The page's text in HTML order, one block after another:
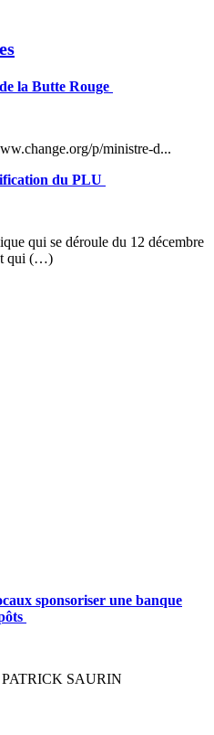
la Butte Rouge
p/ministre-d...
du PLU
qui se déroule du 12 décembre
qui (…)
sponsoriser une banque
PATRICK SAURIN